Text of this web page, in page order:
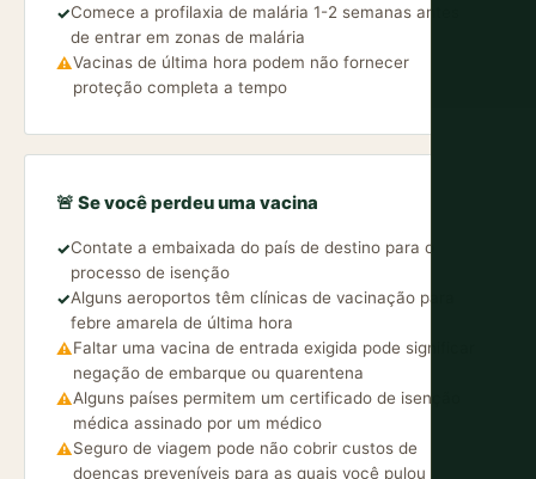
✓Comece a profilaxia de malária 1-2 semanas antes
de entrar em zonas de malária
⚠Vacinas de última hora podem não fornecer
proteção completa a tempo
🚨 Se você perdeu uma vacina
✓Contate a embaixada do país de destino para o
processo de isenção
✓Alguns aeroportos têm clínicas de vacinação para
febre amarela de última hora
⚠Faltar uma vacina de entrada exigida pode significar
negação de embarque ou quarentena
⚠Alguns países permitem um certificado de isenção
médica assinado por um médico
⚠Seguro de viagem pode não cobrir custos de
doenças preveníveis para as quais você pulou